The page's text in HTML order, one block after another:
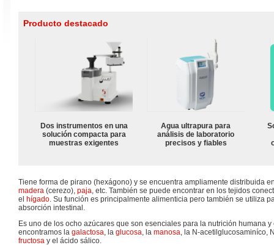
Producto destacado
Dos instrumentos en una
solución compacta para
muestras exigentes
Agua ultrapura para
análisis de laboratorio
precisos y fiables
Tiene forma de pirano (hexágono) y se encuentra ampliamente distribuida
madera (cerezo), paja, etc. También se puede encontrar en los tejidos
el hígado. Su función es principalmente alimenticia pero también se utiliza
absorción intestinal.
Es uno de los ocho azúcares que son esenciales para la nutrición humana
encontramos la galactosa, la glucosa, la manosa, la N-acetilglucosaminíco,
fructosa y el ácido sálico.